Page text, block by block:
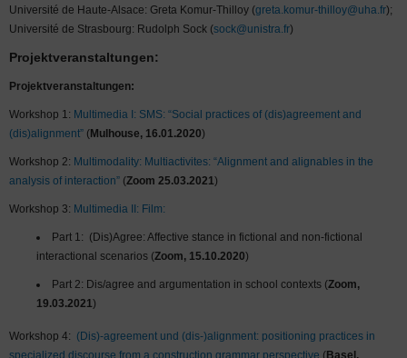
Université de Haute-Alsace: Greta Komur-Thilloy (greta.komur-thilloy@uha.fr);
Université de Strasbourg: Rudolph Sock (sock@unistra.fr)
Projektveranstaltungen:
Projektveranstaltungen:
Workshop 1: Multimedia I: SMS: “Social practices of (dis)agreement and
(dis)alignment” (Mulhouse, 16.01.2020)
Workshop 2: Multimodality: Multiactivites: “Alignment and alignables in the
analysis of interaction” (Zoom 25.03.2021)
Workshop 3: Multimedia II: Film:
Part 1: (Dis)Agree: Affective stance in fictional and non-fictional
interactional scenarios (Zoom, 15.10.2020)
Part 2: Dis/agree and argumentation in school contexts (Zoom,
19.03.2021)
Workshop 4: (Dis)-agreement und (dis-)alignment: positioning practices in
specialized discourse from a construction grammar perspective (Basel,